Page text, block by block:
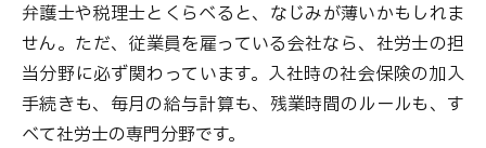
弁護士や税理士とくらべると、なじみが薄いかもしれま
せん。ただ、従業員を雇っている会社なら、社労士の担
当分野に必ず関わっています。入社時の社会保険の加入
手続きも、毎月の給与計算も、残業時間のルールも、す
べて社労士の専門分野です。